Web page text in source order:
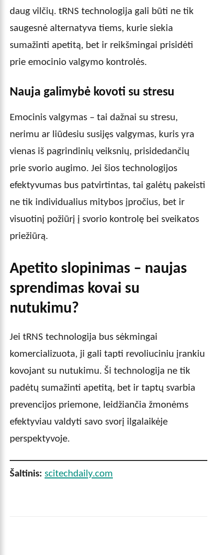
daug vilčių. tRNS technologija gali būti ne tik
saugesnė alternatyva tiems, kurie siekia
sumažinti apetitą, bet ir reikšmingai prisidėti
prie emocinio valgymo kontrolės.
Nauja galimybė kovoti su stresu
Emocinis valgymas – tai dažnai su stresu,
nerimu ar liūdesiu susijęs valgymas, kuris yra
vienas iš pagrindinių veiksnių, prisidedančių
prie svorio augimo. Jei šios technologijos
efektyvumas bus patvirtintas, tai galėtų pakeisti
ne tik individualius mitybos įpročius, bet ir
visuotinį požiūrį į svorio kontrolę bei sveikatos
priežiūrą.
Apetito slopinimas – naujas
sprendimas kovai su
nutukimu?
Jei tRNS technologija bus sėkmingai
komercializuota, ji gali tapti revoliuciniu įrankiu
kovojant su nutukimu. Ši technologija ne tik
padėtų sumažinti apetitą, bet ir taptų svarbia
prevencijos priemone, leidžiančia žmonėms
efektyviau valdyti savo svorį ilgalaikėje
perspektyvoje.
Šaltinis: scitechdaily.com